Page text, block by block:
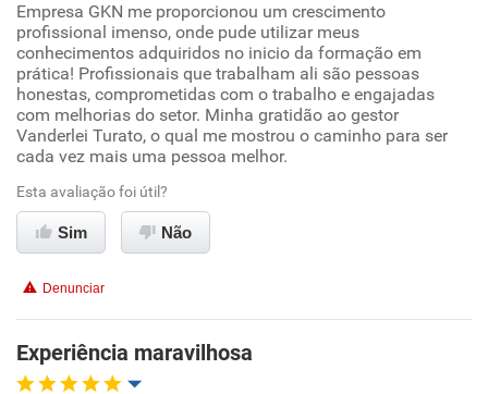
Oportunidade de promoção
Ambiente de trabalho
Conciliação com a vida familiar
Recomenda esta empresa
Empresa GKN me proporcionou um crescimento
profissional imenso, onde pude utilizar meus
conhecimentos adquiridos no inicio da formação em
prática! Profissionais que trabalham ali são pessoas
honestas, comprometidas com o trabalho e engajadas
com melhorias do setor. Minha gratidão ao gestor
Vanderlei Turato, o qual me mostrou o caminho para ser
cada vez mais uma pessoa melhor.
Esta avaliação foi útil?
Sim Não
Denunciar
Experiência maravilhosa